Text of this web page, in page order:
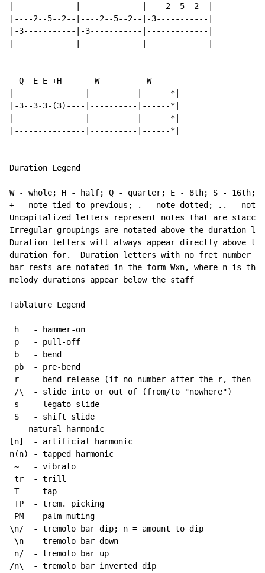
|-------------|-------------|----2--5--2--|
|----2--5--2--|----2--5--2--|-3-----------|
|-3-----------|-3-----------|-------------|
|-------------|-------------|-------------|
  Q  E E +H       W          W
|---------------|----------|------*|
|-3--3-3-(3)----|----------|------*|
|---------------|----------|------*|
|---------------|----------|------*|
Duration Legend
---------------
W - whole; H - half; Q - quarter; E - 8th; S - 16th;
+ - note tied to previous; . - note dotted; .. - note
Uncapitalized letters represent notes that are
Irregular groupings are notated above the duration
Duration letters will always appear directly above
duration for.  Duration letters with no fret number
bar rests are notated in the form Wxn, where n is
melody durations appear below the staff
Tablature Legend
----------------
h   - hammer-on
p   - pull-off
b   - bend
pb  - pre-bend
r   - bend release (if no number after the r, then
/\  - slide into or out of (from/to "nowhere")
s   - legato slide
S   - shift slide
  - natural harmonic
[n]  - artificial harmonic
n(n) - tapped harmonic
~
   - vibrato
tr  - trill
T   - tap
TP  - trem. picking
PM  - palm muting
\n/  - tremolo bar dip; n = amount to dip
\n  - tremolo bar down
n/  - tremolo bar up
/n\  - tremolo bar inverted dip